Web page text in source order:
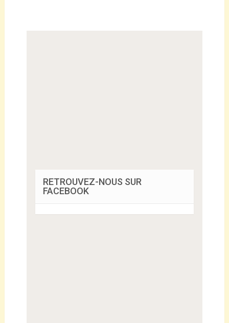
RETROUVEZ-NOUS SUR
FACEBOOK